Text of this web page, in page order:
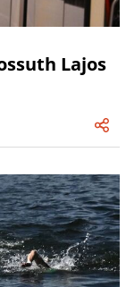
Lajos